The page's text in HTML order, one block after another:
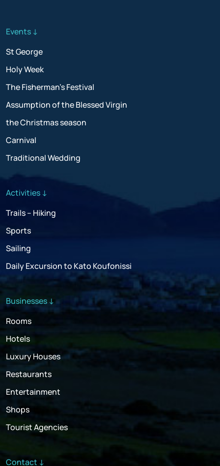
Events ↓
St George
Holy Week
The Fisherman’s Festival
Assumption of the Blessed Virgin
the Christmas season
Carnival
Traditional Wedding
Activities ↓
Trails – Hiking
Sports
Sailing
Daily Excursion to Kato Koufonissi
Businesses ↓
Rooms
Hotels
Luxury Houses
Restaurants
Entertainment
Shops
Tourist Agencies
Contact ↓